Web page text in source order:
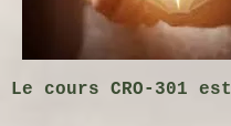
Le cours CRO-301 est